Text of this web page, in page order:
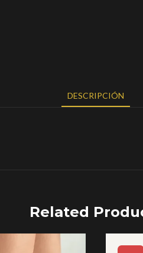
DESCRIPCIÓN
Related